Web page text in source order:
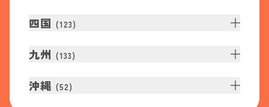
四国 (123)
九州 (133)
沖縄 (52)